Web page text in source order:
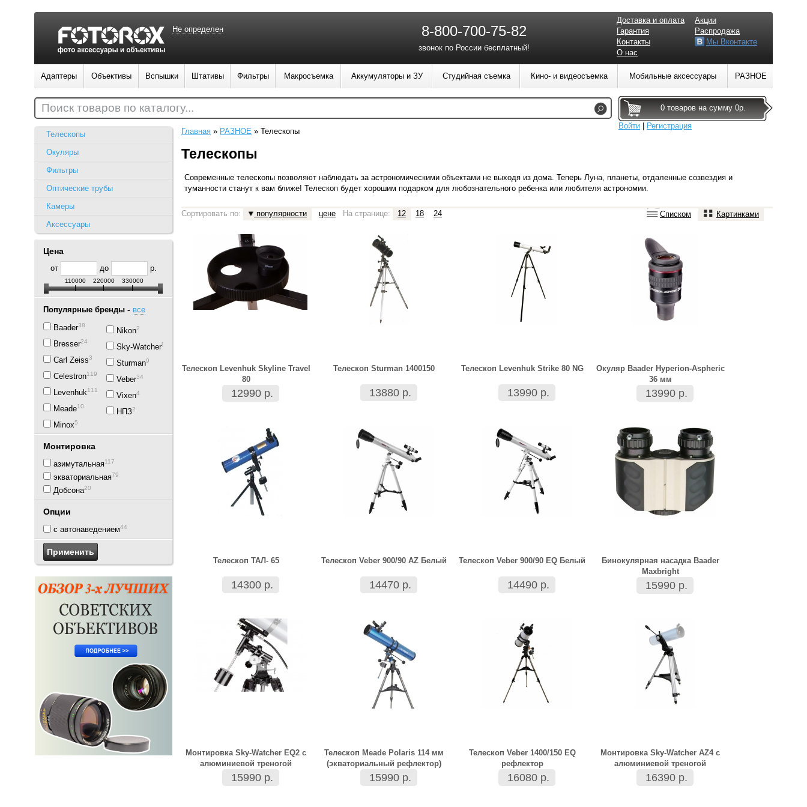
Телескопы
Окуляры
Фильтры
Оптические трубы
Камеры
Аксессуары
Цена
от до р.
110000 220000 330000
Популярные бренды - все
Baader38
Bresser24
Carl Zeiss3
Celestron119
Levenhuk111
Meade10
Minox5
Nikon2
Sky-Watcher92
Sturman9
Veber34
Vixen4
НПЗ2
Монтировка
азимутальная117
экваториальная79
Добсона20
Опции
с автонаведением44
Главная » РАЗНОЕ » Телескопы
Телескопы
Современные телескопы позволяют наблюдать за астрономическими объектами не выходя из дома. Теперь Луна, планеты, отдаленные созвездия и
туманности станут к вам ближе! Телескоп будет хорошим подарком для любознательного ребенка или любителя астрономии.
Сортировать по: популярности цене На странице: 12 18 24 Списком Картинками
Телескоп Levenhuk Skyline Travel
80
12990 р.
Телескоп Sturman 1400150
13880 р.
Телескоп Levenhuk Strike 80 NG
13990 р.
Окуляр Baader Hyperion-Aspheric
36 мм
13990 р.
Телескоп ТАЛ- 65
14300 р.
Телескоп Veber 900/90 AZ Белый
14470 р.
Телескоп Veber 900/90 EQ Белый
14490 р.
Бинокулярная насадка Baader
Maxbright
15990 р.
Монтировка Sky-Watcher EQ2 с
алюминиевой треногой
15990 р.
Телескоп Meade Polaris 114 мм
(экваториальный рефлектор)
15990 р.
Телескоп Veber 1400/150 EQ
рефлектор
16080 р.
Монтировка Sky-Watcher AZ4 с
алюминиевой треногой
16390 р.
Не определен 8-800-700-75-82
звонок по России бесплатный!
Доставка и оплата
Гарантия
Контакты
О нас
Акции
Распродажа
Мы Вконтакте
Адаптеры Объективы Вспышки Штативы Фильтры Макросъемка Аккумуляторы и ЗУ Студийная съемка Кино- и видеосъемка Мобильные аксессуары РАЗНОЕ
0 товаров на сумму 0р.
Войти
Регистрация
Поиск товаров по каталогу...